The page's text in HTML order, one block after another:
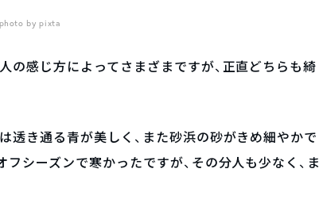
photo by pixta
の感じ方によってさまざまですが、正直どちらも綺
透き通る青が美しく、また砂浜の砂がきめ細やかで
シーズンで寒かったですが、その分人も少なく、ま